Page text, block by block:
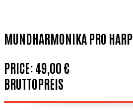
MUNDHARMONIKA PRO HARP
PRICE:49,00 €
BRUTTOPREIS